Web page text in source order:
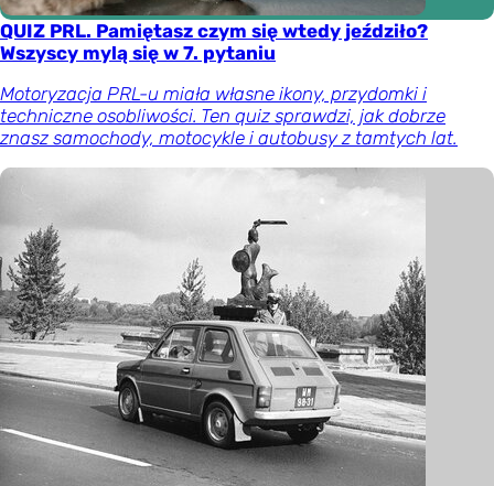
QUIZ PRL. Pamiętasz czym się wtedy jeździło?
Wszyscy mylą się w 7. pytaniu
Motoryzacja PRL-u miała własne ikony, przydomki i
techniczne osobliwości. Ten quiz sprawdzi, jak dobrze
znasz samochody, motocykle i autobusy z tamtych lat.